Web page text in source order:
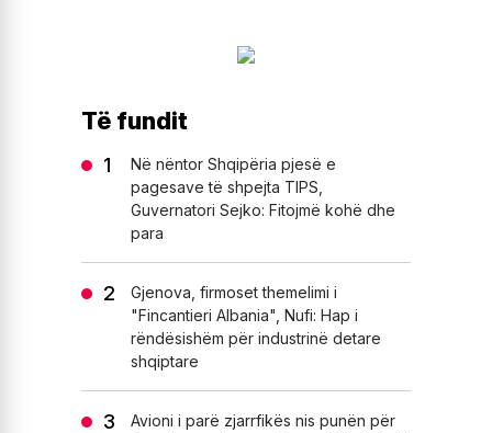
Të fundit
Në nëntor Shqipëria pjesë e
pagesave të shpejta TIPS,
Guvernatori Sejko: Fitojmë kohë dhe
para
Gjenova, firmoset themelimi i
"Fincantieri Albania", Nufi: Hap i
rëndësishëm për industrinë detare
shqiptare
Avioni i parë zjarrfikës nis punën për